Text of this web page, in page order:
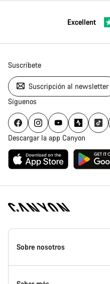
Excellent
Suscríbete
Suscripción al newsletter
Síguenos
Descargar la app Canyon
Canyon
Homepage
Sobre nosotros